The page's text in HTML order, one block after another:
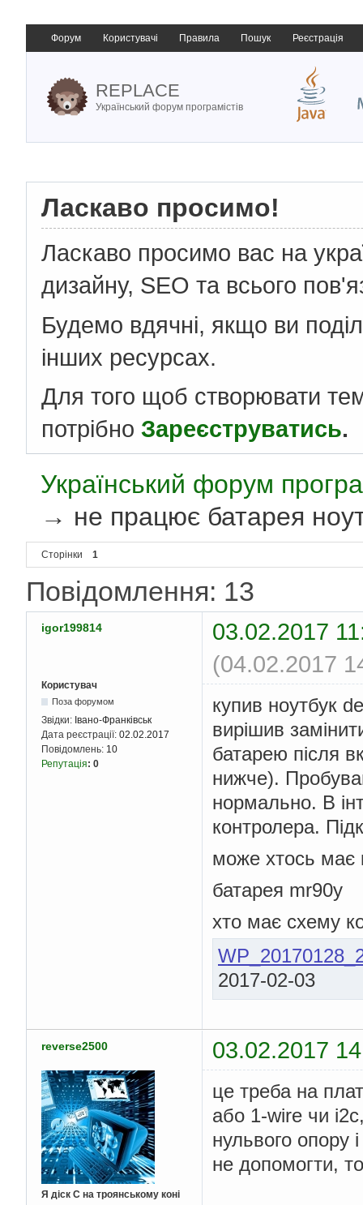
Форум Користувачі Правила Пошук Реєстрація
REPLACE
Український форум програмістів
Ласкаво просимо!
Ласкаво просимо вас на
дизайну, SEO та всього
Будемо вдячні, якщо ви
інших ресурсах.
Для того щоб створювати
потрібно Зареєструватись.
Український форум
→ не працює батарея
Сторінки 1
Повідомлення: 13
igor199814
03.02.2017
(04.02.2017
Користувач
Поза форумом
Звідки: Івано-Франківськ
Дата реєстрації: 02.02.2017
Повідомлень: 10
Репутація: 0
купив ноутбук
вирішив
батарею після
нижче).
нормально. В
контролера.
може хтось має
батарея mr90y
хто має схему
2017-02-03
reverse2500 03.02.2017
Я діск С на троянському коні
це треба на
або 1-wire чи
нульвого опору
не допомогти,